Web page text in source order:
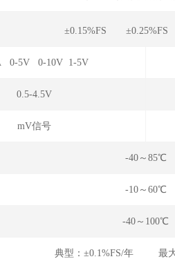
±0.15%FS
0-5V 0-10V 1-5V
0.5-4.5V
mV信号
-40～85℃
-10～60℃
-40～100℃
典型：±0.1%FS/年 最大